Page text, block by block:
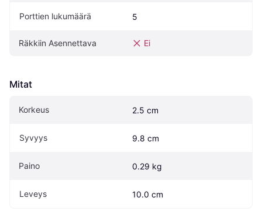
Porttien lukumäärä 5
Räkkiin Asennettava Ei
Mitat
Korkeus 2.5 cm
Syvyys 9.8 cm
Paino 0.29 kg
Leveys 10.0 cm